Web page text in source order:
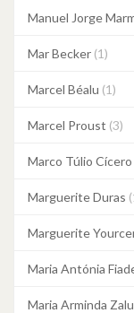
Manuel Jorge
Mar Becker (1)
Marcel Béalu (1)
Marcel Proust (3)
Marco Túlio Cícero
Marguerite Duras
Marguerite
Maria Antónia
Maria Arminda